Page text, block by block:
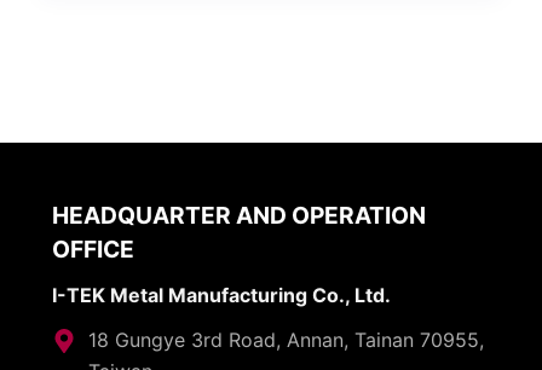
HEADQUARTER AND OPERATION
OFFICE
I-TEK Metal Manufacturing Co., Ltd.
18 Gungye 3rd Road, Annan, Tainan 70955,